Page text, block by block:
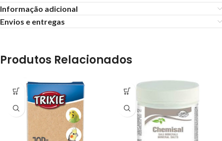
Informação adicional
Envios e entregas
Produtos Relacionados